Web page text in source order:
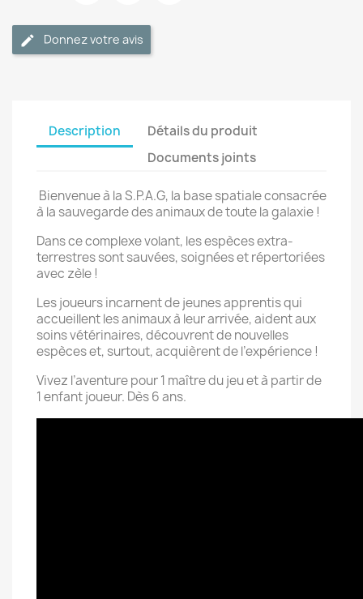
Donnez votre avis
Description
Détails du produit
Documents joints
Bienvenue à la S.P.A.G, la base spatiale consacrée
à la sauvegarde des animaux de toute la galaxie !
Dans ce complexe volant, les espèces extra-
terrestres sont sauvées, soignées et répertoriées
avec zèle !
Les joueurs incarnent de jeunes apprentis qui
accueillent les animaux à leur arrivée, aident aux
soins vétérinaires, découvrent de nouvelles
espèces et, surtout, acquièrent de l’expérience !
Vivez l’aventure pour 1 maître du jeu et à partir de
1 enfant joueur. Dès 6 ans.